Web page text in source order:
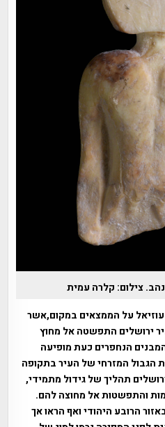
צילום: קלרה עמית
עוזיאל על הממצאים במקום,אשר
ירושלים התפשטה אל מחוץ
הנחפרים כעת מופיעה
הגבול המזרחי של העיר בתקופה
תהליך של גידול מתמידי,
והתפשטות אל מחוצה להם.
הרובע היהודי ואף הראו אך